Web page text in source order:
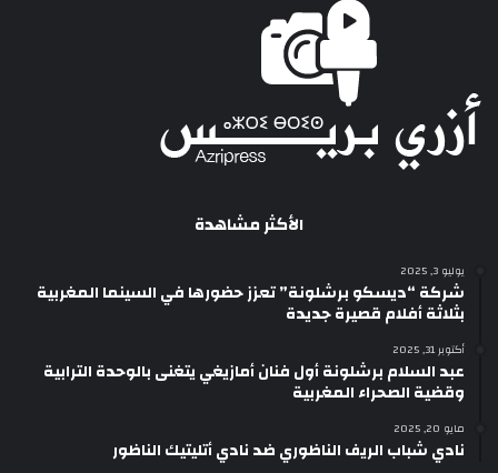
الأكثر مشاهدة
يوليو 3, 2025
شركة “ديسكو برشلونة” تعزز حضورها في السينما المغربية
بثلاثة أفلام قصيرة جديدة
أكتوبر 31, 2025
عبد السلام برشلونة أول فنان أمازيغي يتغنى بالوحدة الترابية
وقضية الصحراء المغربية
مايو 20, 2025
نادي شباب الريف الناظوري ضد نادي أتليتيك الناظور